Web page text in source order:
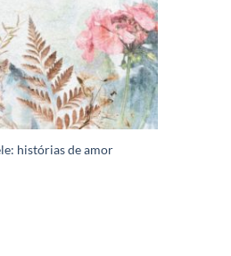
histórias de amor